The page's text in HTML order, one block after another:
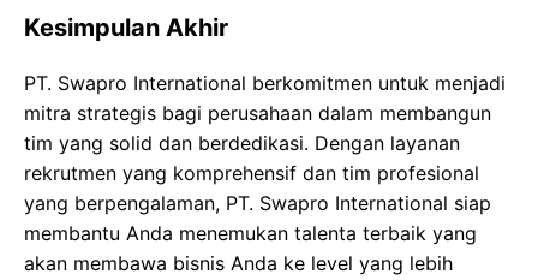
Kesimpulan Akhir
PT. Swapro International berkomitmen untuk menjadi
mitra strategis bagi perusahaan dalam membangun
tim yang solid dan berdedikasi. Dengan layanan
rekrutmen yang komprehensif dan tim profesional
yang berpengalaman, PT. Swapro International siap
membantu Anda menemukan talenta terbaik yang
akan membawa bisnis Anda ke level yang lebih